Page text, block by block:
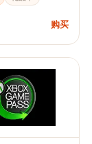
购买